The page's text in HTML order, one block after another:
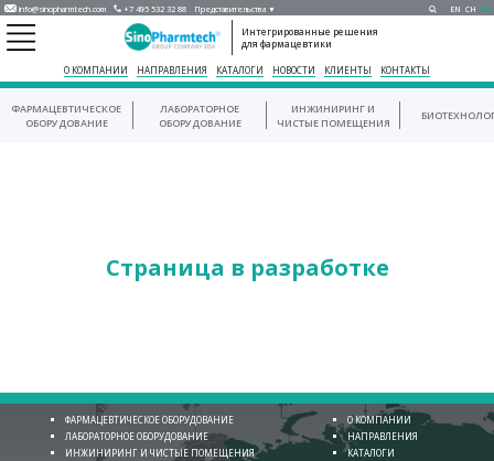
info@sinopharmtech.com +7 495 532 32 88 Представительства ▼ EN CH RU
Интегрированные решения
для фармацевтики
О КОМПАНИИ НАПРАВЛЕНИЯ КАТАЛОГИ НОВОСТИ КЛИЕНТЫ КОНТАКТЫ
ФАРМАЦЕВТИЧЕСКОЕ
ОБОРУДОВАНИЕ
ЛАБОРАТОРНОЕ
ОБОРУДОВАНИЕ
ИНЖИНИРИНГ И
ЧИСТЫЕ ПОМЕЩЕНИЯ
Страница в разработке
ФАРМАЦЕВТИЧЕСКОЕ ОБОРУДОВАНИЕ
ЛАБОРАТОРНОЕ ОБОРУДОВАНИЕ
ИНЖИНИРИНГ И ЧИСТЫЕ ПОМЕЩЕНИЯ
О КОМПАНИИ
НАПРАВЛЕНИЯ
КАТАЛОГИ